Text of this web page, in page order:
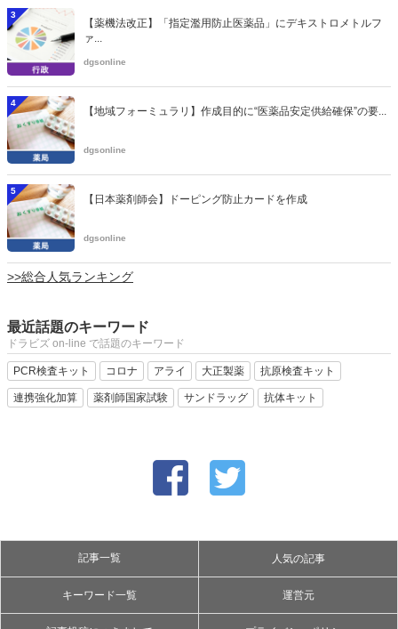
3
【薬機法改正】「指定濫用防止医薬品」にデキストロメトルフ
ァ...
dgsonline
4
【地域フォーミュラリ】作成目的に“医薬品安定供給確保”の要...
dgsonline
5
【日本薬剤師会】ドーピング防止カードを作成
dgsonline
>>総合人気ランキング
最近話題のキーワード
ドラビズ on-line で話題のキーワード
PCR検査キット コロナ アライ 大正製薬 抗原検査キット
連携強化加算 薬剤師国家試験 サンドラッグ 抗体キット
記事一覧 人気の記事
キーワード一覧 運営元